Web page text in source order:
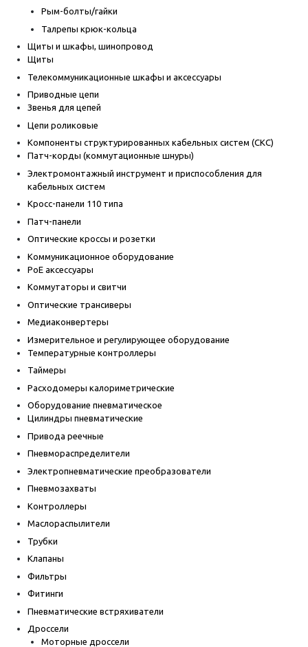
Рым-болты/гайки
Талрепы крюк-кольца
Щиты и шкафы, шинопровод
Щиты
Телекоммуникационные шкафы и аксессуары
Приводные цепи
Звенья для цепей
Цепи роликовые
Компоненты структурированных кабельных систем (СКС)
Патч-корды (коммутационные шнуры)
Электромонтажный инструмент и приспособления для
кабельных систем
Кросс-панели 110 типа
Патч-панели
Оптические кроссы и розетки
Коммуникационное оборудование
PoE аксессуары
Коммутаторы и свитчи
Оптические трансиверы
Медиаконвертеры
Измерительное и регулирующее оборудование
Температурные контроллеры
Таймеры
Расходомеры калориметрические
Оборудование пневматическое
Цилиндры пневматические
Привода реечные
Пневмораспределители
Электропневматические преобразователи
Пневмозахваты
Контроллеры
Маслораспылители
Трубки
Клапаны
Фильтры
Фитинги
Пневматические встряхиватели
Дроссели
Моторные дроссели